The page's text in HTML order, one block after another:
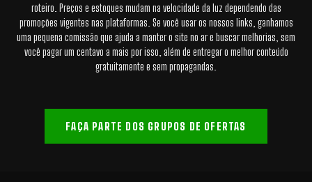
roteiro. Preços e estoques mudam na velocidade da luz dependendo das
promoções vigentes nas plataformas. Se você usar os nossos links, ganhamos
uma pequena comissão que ajuda a manter o site no ar e buscar melhorias, sem
você pagar um centavo a mais por isso, além de entregar o melhor conteúdo
gratuitamente e sem propagandas.
FAÇA PARTE DOS GRUPOS DE OFERTAS